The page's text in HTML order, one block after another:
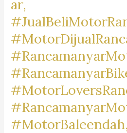
Marpaung,
S.H.
M.H.
&
ar,
#MotorBaleendah,